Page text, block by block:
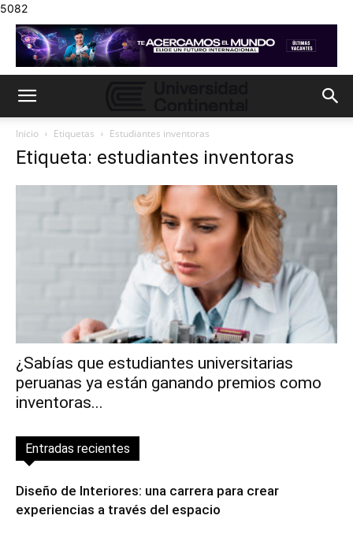
5082
Inicio Etiquetas Estudiantes inventoras
Etiqueta: estudiantes inventoras
¿Sabías que estudiantes universitarias
peruanas ya están ganando premios como
inventoras...
Entradas recientes
Diseño de Interiores: una carrera para crear
experiencias a través del espacio